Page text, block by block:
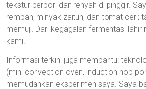
tekstur berpori dan renyah di pinggir.
rempah, minyak zaitun, dan tomat ceri;
memuji. Dari kegagalan fermentasi lahir
kami.
Informasi terkini juga membantu:
(mini convection oven, induction hob
memudahkan eksperimen saya. Saya